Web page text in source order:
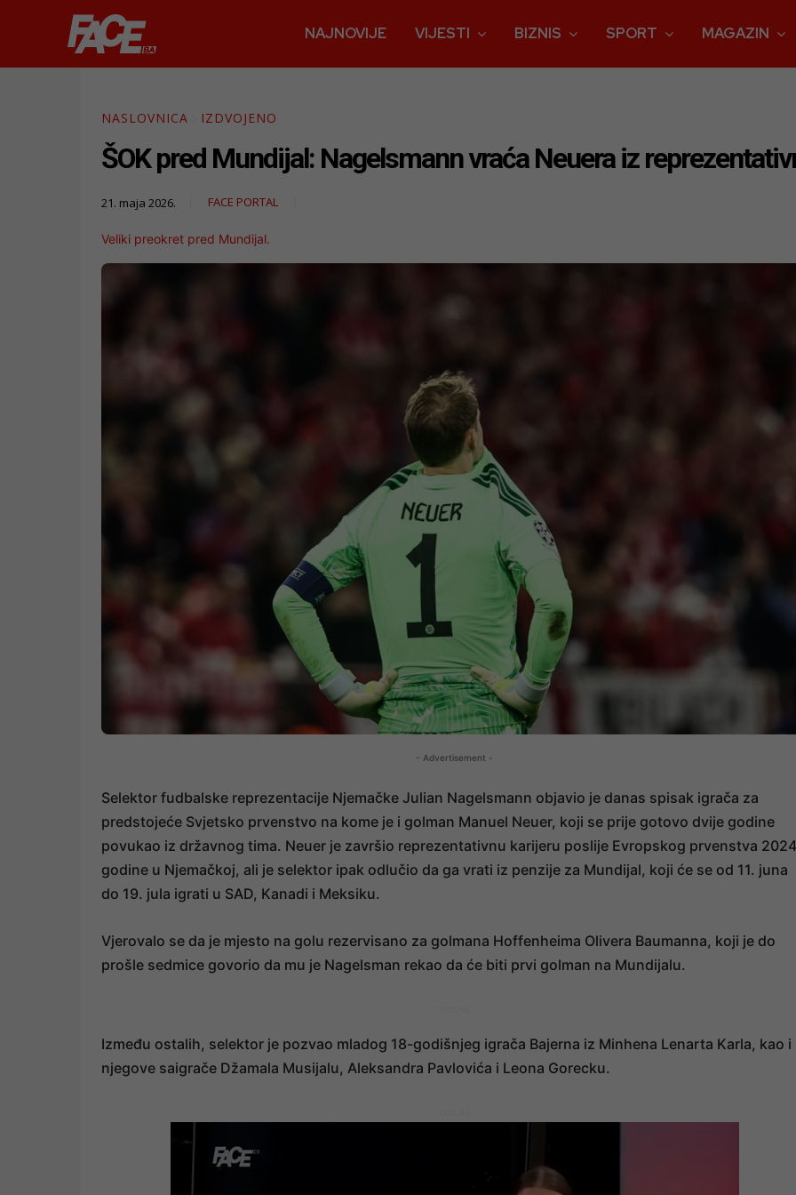
NAJNOVIJE VIJESTI BIZNIS SPORT MAGAZIN
NASLOVNICA IZDVOJENO
ŠOK pred Mundijal: Nagelsmann vraća Neuera iz
21. maja 2026. FACE PORTAL
Veliki preokret pred Mundijal.
- Advertisement -
Selektor fudbalske reprezentacije Njemačke Julian Nagelsmann objavio je danas spisak igrača za
predstojeće Svjetsko prvenstvo na kome je i golman Manuel Neuer, koji se prije gotovo dvije godine
povukao iz državnog tima. Neuer je završio reprezentativnu karijeru poslije Evropskog prvenstva
godine u Njemačkoj, ali je selektor ipak odlučio da ga vrati iz penzije za Mundijal, koji će se od 11. juna
do 19. jula igrati u SAD, Kanadi i Meksiku.
Vjerovalo se da je mjesto na golu rezervisano za golmana Hoffenheima Olivera Baumanna, koji je do
prošle sedmice govorio da mu je Nagelsman rekao da će biti prvi golman na Mundijalu.
Između ostalih, selektor je pozvao mladog 18-godišnjeg igrača Bajerna iz Minhena Lenarta Karla, kao i
njegove saigrače Džamala Musijalu, Aleksandra Pavlovića i Leona Gorecku.